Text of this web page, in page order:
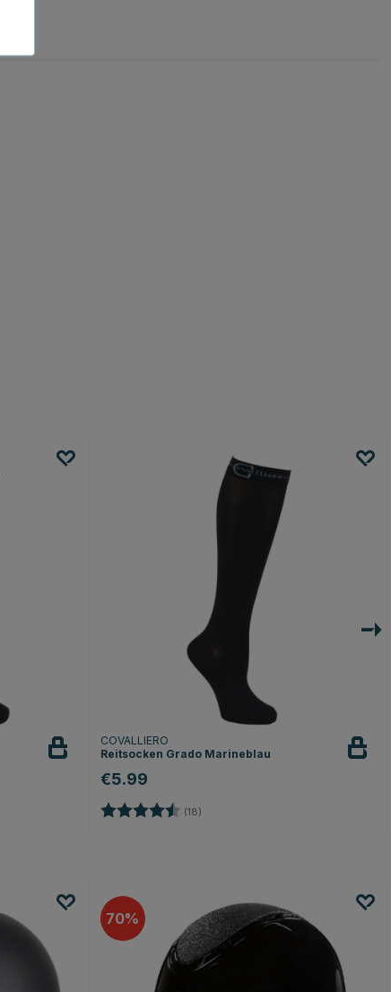
COVALLIERO
Reitsocken Grado Marineblau
€5.99
Bewertung: (18)
70